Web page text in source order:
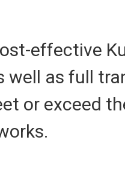
effective
well as full
or exceed